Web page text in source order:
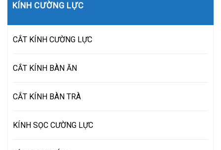
KÍNH CƯỜNG LỰC
CẮT KÍNH CƯỜNG LỰC
CẮT KÍNH BÀN ĂN
CẮT KÍNH BÀN TRÀ
KÍNH SỌC CƯỜNG LỰC